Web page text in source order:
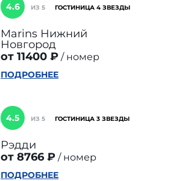
4.6 ИЗ 5 ГОСТИНИЦА 4 ЗВЕЗДЫ
Marins Нижний
Новгород
от 11400 ₽
номер
ПОДРОБНЕЕ
4.5 ИЗ 5 ГОСТИНИЦА 3 ЗВЕЗДЫ
Рэдди
от 8766 ₽
номер
ПОДРОБНЕЕ